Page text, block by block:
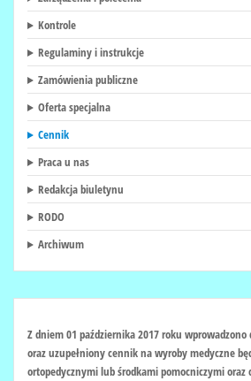
Kontrole
Regulaminy i instrukcje
Zamówienia publiczne
Oferta specjalna
Cennik
Praca u nas
Redakcja biuletynu
RODO
Archiwum
Z dniem01 października 2017 roku wprowadzono
oraz uzupełniony cennik na wyroby medyczne
ortopedycznymi lub środkami pomocniczymi